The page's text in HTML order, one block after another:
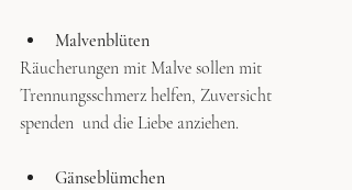
Malvenblüten
Räucherungen mit Malve sollen mit
Trennungsschmerz helfen, Zuversicht
spenden  und die Liebe anziehen.
Gänseblümchen